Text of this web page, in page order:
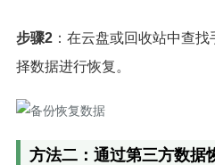
步骤2：在云盘或回收站中查
择数据进行恢复。
方法二：通过第三方数据